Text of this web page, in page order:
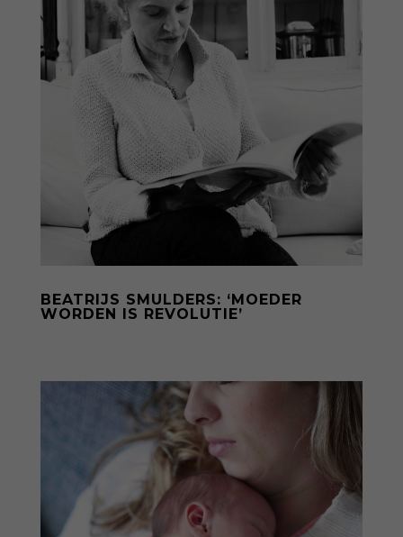
BEATRIJS SMULDERS: ‘MOEDER
WORDEN IS REVOLUTIE’